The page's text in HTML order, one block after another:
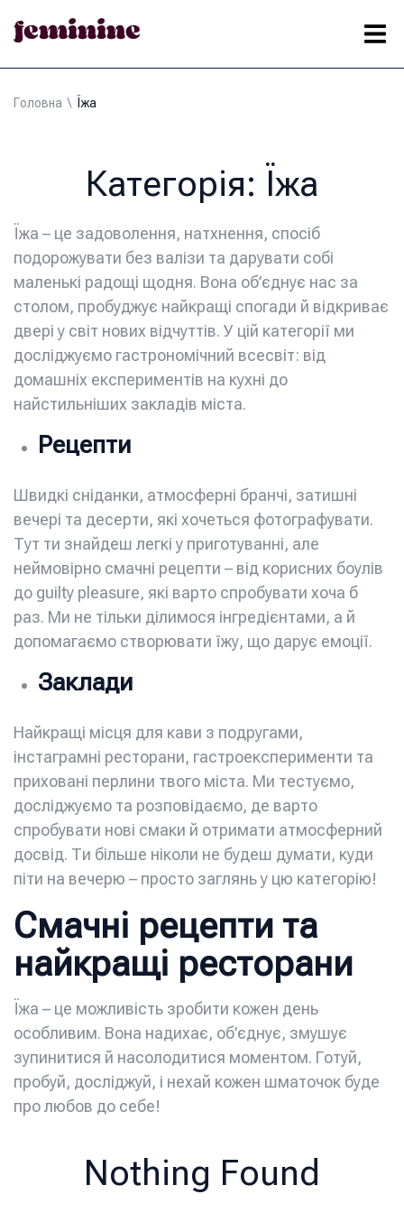
Головна \ Їжа
Категорія: Їжа
Їжа – це задоволення, натхнення, спосіб
подорожувати без валізи та дарувати собі
маленькі радощі щодня. Вона об’єднує нас за
столом, пробуджує найкращі спогади й відкриває
двері у світ нових відчуттів. У цій категорії ми
досліджуємо гастрономічний всесвіт: від
домашніх експериментів на кухні до
найстильніших закладів міста.
Рецепти
Швидкі сніданки, атмосферні бранчі, затишні
вечері та десерти, які хочеться фотографувати.
Тут ти знайдеш легкі у приготуванні, але
неймовірно смачні рецепти – від корисних боулів
до guilty pleasure, які варто спробувати хоча б
раз. Ми не тільки ділимося інгредієнтами, а й
допомагаємо створювати їжу, що дарує емоції.
Заклади
Найкращі місця для кави з подругами,
інстаграмні ресторани, гастроексперименти та
приховані перлини твого міста. Ми тестуємо,
досліджуємо та розповідаємо, де варто
спробувати нові смаки й отримати атмосферний
досвід. Ти більше ніколи не будеш думати, куди
піти на вечерю – просто заглянь у цю категорію!
Смачні рецепти та
найкращі ресторани
Їжа – це можливість зробити кожен день
особливим. Вона надихає, об’єднує, змушує
зупинитися й насолодитися моментом. Готуй,
пробуй, досліджуй, і нехай кожен шматочок буде
про любов до себе!
Nothing Found